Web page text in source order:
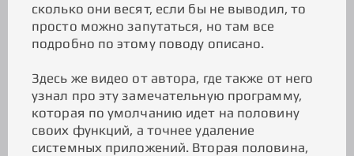
сколько они весят, если бы не выводил, то
просто можно запутаться, но там все
подробно по этому поводу описано.
Здесь же видео от автора, где также от него
узнал про эту замечательную программу,
которая по умолчанию идет на половину
своих функций, а точнее удаление
системных приложений. Вторая половина,